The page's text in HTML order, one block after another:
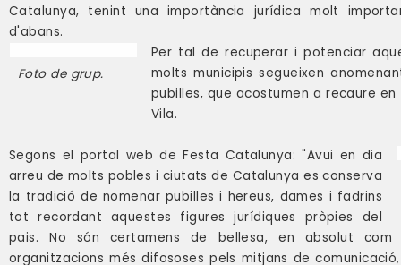
Catalunya, tenint una importància jurídica molt
d'abans.
Foto de grup.
Per tal de recuperar i potenciar
molts municipis segueixen
pubilles, que acostumen a recaure
Vila.
Segons el portal web deFesta Catalunya: "Avui en dia
arreu de molts pobles i ciutats de Catalunya es conserva
la tradició de nomenar pubilles i hereus, dames i fadrins
tot recordant aquestes figures jurídiques pròpies del
pais. No són certamens de bellesa, en absolut com
organitzacions més difososes pels mitjans de